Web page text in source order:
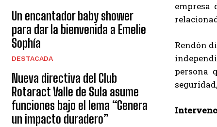
Un encantador baby shower
para dar la bienvenida a Emelie
Sophía
DESTACADA
Nueva directiva del Club
Rotaract Valle de Sula asume
funciones bajo el lema “Genera
un impacto duradero”
empresa
Rendón
persona